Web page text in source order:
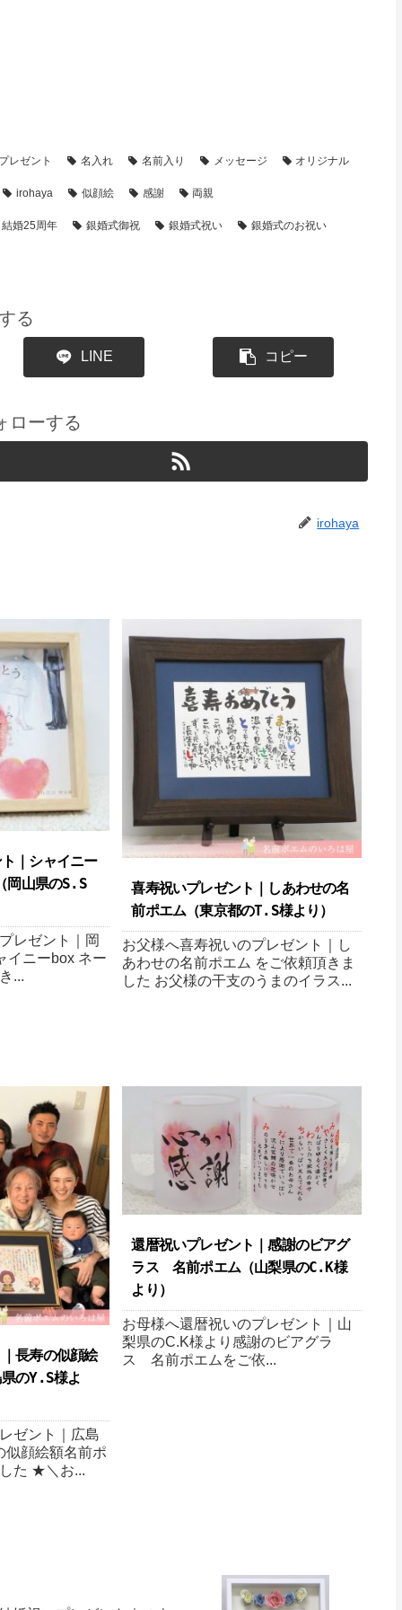
プレゼント 名入れ 名前入り メッセージ オリジナル
irohaya 似顔絵 感謝 両親
結婚25周年 銀婚式御祝 銀婚式祝い 銀婚式のお祝い
る
LINE コピー
ローする
irohaya
｜シャイニー
岡山県のS.S
レゼント｜岡
イニーbox ネー
...
喜寿祝いプレゼント｜しあわせの名
前ポエム （東京都のT.S様より ）
お父様へ喜寿祝いのプレゼント｜し
あわせの名前ポエム をご依頼頂きま
した お父様の干支のうまのイラス...
長寿の似顔絵
のY.S様よ
ゼント｜広島
似顔絵額名前ポ
た ★＼お...
還暦祝いプレゼント｜感謝のビアグ
ラス 名前ポエム（山梨県のC.K様
より）
お母様へ還暦祝いのプレゼント｜山
梨県のC.K様より感謝のビアグラ
ス 名前ポエムをご依...